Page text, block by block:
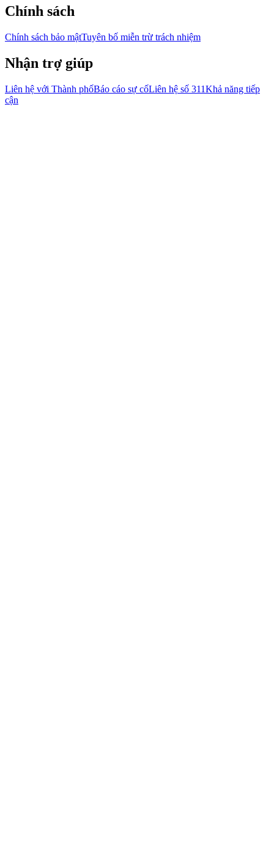
Chính sách
Chính sách bảo mậtTuyên bố miễn trừ trách nhiệm
Nhận trợ giúp
Liên hệ với Thành phốBáo cáo sự cốLiên hệ số 311Khả năng tiếp
cận